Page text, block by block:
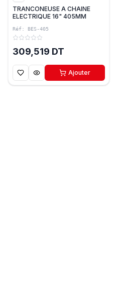
TRANCONEUSE A CHAINE
ELECTRIQUE 16" 405MM
Réf: BES-405
309,519 DT
Ajouter